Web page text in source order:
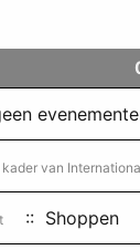
van
:: Shoppen